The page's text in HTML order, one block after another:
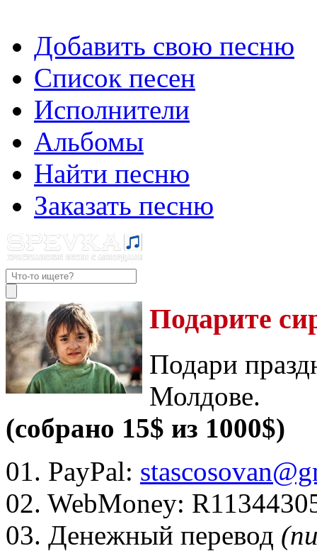
Добавить свою песню
Список песен
Исполнители
Альбомы
Найти песню
Заказать песню
Подарите
Подари
Молдове.
(собрано 15$ из 1000$)
01. PayPal:
02. WebMoney:
03. Денежный перевод